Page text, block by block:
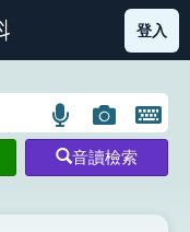
部首索引表圖示
登入
語
言
搜
圖
片
搜
開
鍵
圖
音讀檢索